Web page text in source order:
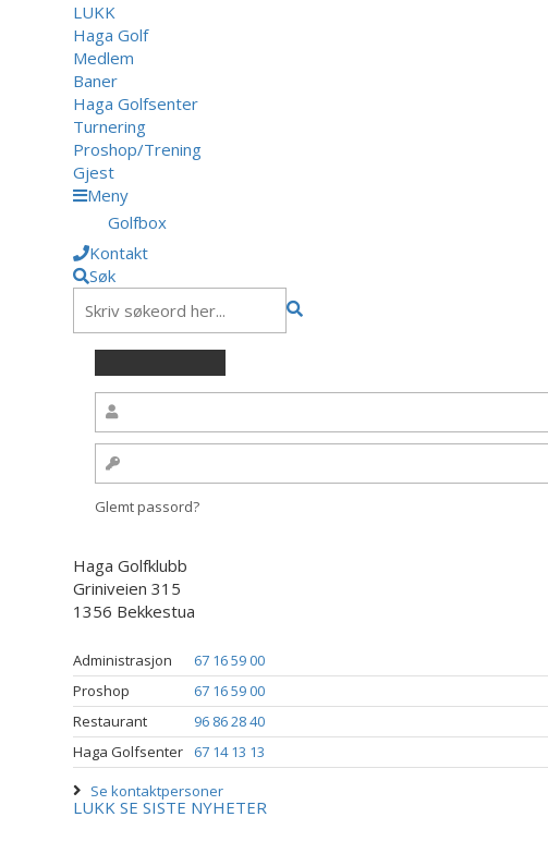
LUKK
Haga Golf
Medlem
Baner
Haga Golfsenter
Turnering
Proshop/Trening
Gjest
Meny
Golfbox
Kontakt
Søk
Glemt passord?
Haga Golfklubb
Griniveien 315
1356 Bekkestua
Administrasjon
67 16 59 00
Proshop
67 16 59 00
Restaurant
96 86 28 40
Haga Golfsenter
67 14 13 13
Se kontaktpersoner
LUKK SE SISTE NYHETER